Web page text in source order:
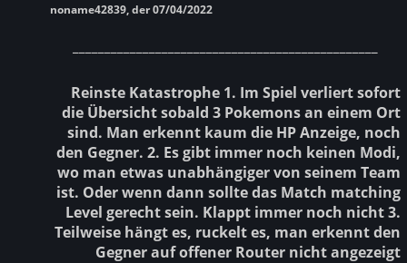
noname42839, der 07/04/2022
Reinste Katastrophe 1. Im Spiel verliert sofort
die Übersicht sobald 3 Pokemons an einem Ort
sind. Man erkennt kaum die HP Anzeige, noch
den Gegner. 2. Es gibt immer noch keinen Modi,
wo man etwas unabhängiger von seinem Team
ist. Oder wenn dann sollte das Match matching
Level gerecht sein. Klappt immer noch nicht 3.
Teilweise hängt es, ruckelt es, man erkennt den
Gegner auf offener Router nicht angezeigt